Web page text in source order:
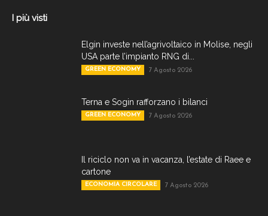
I più visti
Elgin investe nell’agrivoltaico in Molise, negli
USA parte l’impianto RNG di...
GREEN ECONOMY 7 Agosto 2026
Terna e Sogin rafforzano i bilanci
GREEN ECONOMY 7 Agosto 2026
Il riciclo non va in vacanza, l’estate di Raee e
cartone
ECONOMIA CIRCOLARE 7 Agosto 2026